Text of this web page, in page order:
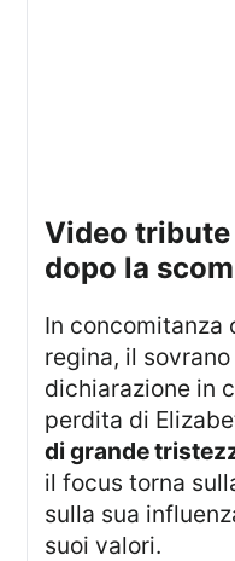
video tribute e dichiarazioni
dopo la
In concomitanza con la morte della
regina, il
dichiarazione in
perdita di
di grande
il focus torna
sulla sua
suoi valori.